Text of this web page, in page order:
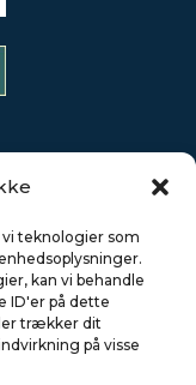
teknologier som
kan vi behandle
ID'er på dette
trækker dit
på visse
Polen, en af de
effektivt styret
i.h.t. DS/ISO